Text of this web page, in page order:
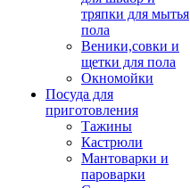
тряпки для мытья
пола
Веники,совки и
щетки для пола
Окномойки
Посуда для
приготовления
Тажины
Кастрюли
Мантоварки и
пароварки